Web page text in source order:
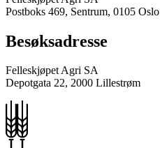
Postboks 469, Sentrum, 0105 Oslo
Besøksadresse
Felleskjøpet Agri SA
Depotgata 22, 2000 Lillestrøm